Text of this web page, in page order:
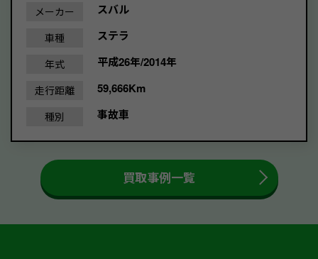
メーカー スバル
車種 ステラ
年式 平成26年/2014年
走行距離 59,666Km
種別 事故車
買取事例一覧